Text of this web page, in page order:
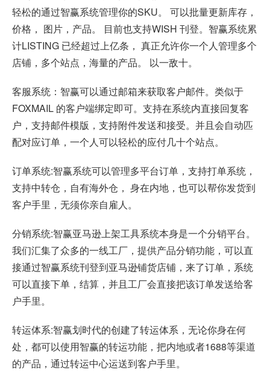
轻松的通过智赢系统管理你的SKU。 可以批量更新库存，
价格， 图片，产品。 目前也支持WISH 刊登。智赢系统累
计LISTING 已经超过上亿条， 真正允许你一个人管理多个
店铺，多个站点，海量的产品。 以一敌十。
客服系统：智赢可以通过邮箱来获取客户邮件。类似于
FOXMAIL 的客户端绑定即可。支持在系统内直接回复客
户，支持邮件模版，支持附件发送和接受。并且会自动匹
配对应订单，一个人可以轻松的应付几十个站点。
订单系统:智赢系统可以管理多平台订单，支持打单系统，
支持中转仓，自有海外仓， 身在内地，也可以帮你发货到
客户手里，无须你亲自雇人。
分销系统:智赢亚马逊上架工具系统本身是一个分销平台。
我们汇集了众多的一线工厂，提供产品分销功能，可以直
接通过智赢系统刊登到亚马逊铺货店铺，来了订单，系统
可以直接下单，结算，并且工厂会直接把该订单发送给客
户手里。
转运体系:智赢划时代的创建了转运体系，无论你身在何
处，都可以使用智赢的转运功能，把内地或者1688等渠道
的产品，通过转运中心运送到客户手里。